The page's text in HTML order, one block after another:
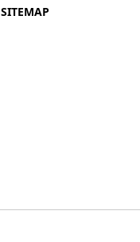
SITEMAP